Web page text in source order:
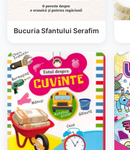
Bucuria Sfantului Serafim